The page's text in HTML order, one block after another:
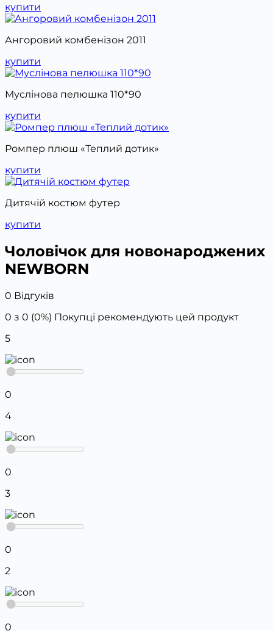
купити
Ангоровий комбенізон 2011
купити
Муслінова пелюшка 110*90
купити
Ромпер плюш «Теплий дотик»
купити
Дитячій костюм футер
купити
Чоловічок для новонароджених
NEWBORN
0 Відгуків
0 з 0 (0%) Покупці рекомендують цей продукт
5
0
4
0
3
0
2
0